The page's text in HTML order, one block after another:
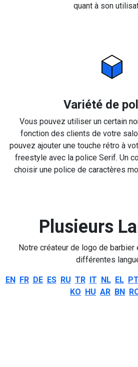
quant à son
Variété de
Vous pouvez utiliser un certain
fonction des clients de votre
pouvez ajouter une touche rétro à
freestyle avec la police Serif. Un
choisir une police de caractères
Plusieurs
Notre créateur de logo de
différentes
EN FR DE ES RU TR IT NL EL PT
KO HU AR BN